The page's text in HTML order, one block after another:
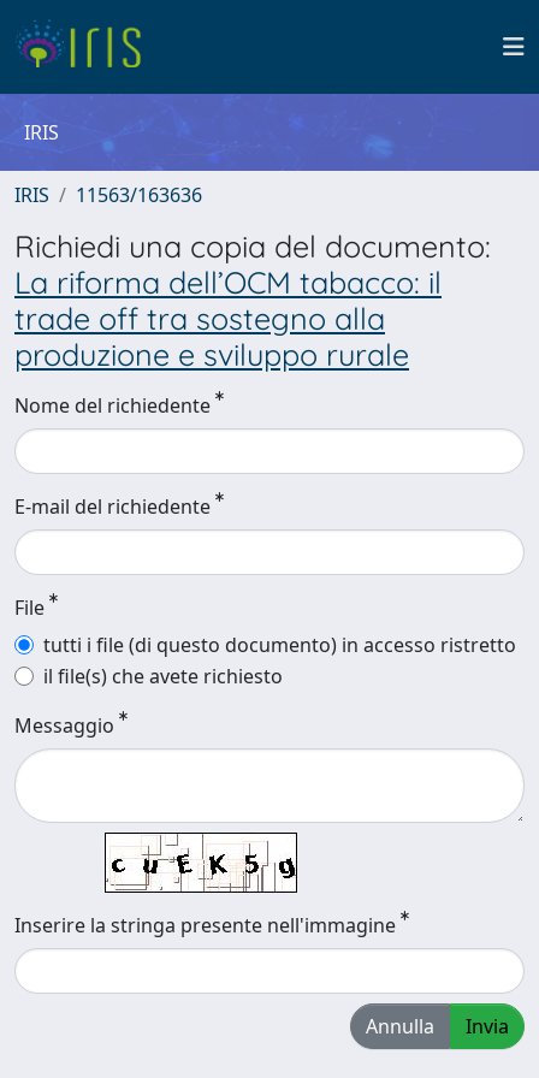
IRIS
IRIS 11563/163636
Richiedi una copia del documento:
La riforma dell’OCM tabacco: il
trade off tra sostegno alla
produzione e sviluppo rurale
Nome del richiedente
E-mail del richiedente
File
tutti i file (di questo documento) in accesso ristretto
il file(s) che avete richiesto
Messaggio
Inserire la stringa presente nell'immagine
Annulla Invia